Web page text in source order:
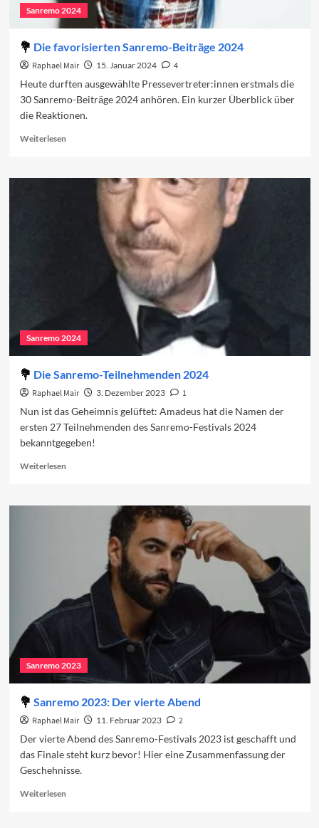
Sanremo 2024
Die favorisierten Sanremo-Beiträge 2024
Raphael Mair 15. Januar 2024
4
Heute durften ausgewählte Pressevertreter:innen erstmals die
30 Sanremo-Beiträge 2024 anhören. Ein kurzer Überblick über
die Reaktionen.
WeiterlesenRead
Die
favorisierten
Sanremo-
Sanremo 2024
Die Sanremo-Teilnehmenden 2024
Raphael Mair 3. Dezember 2023
1
Nun ist das Geheimnis gelüftet: Amadeus hat die Namen der
ersten 27 Teilnehmenden des Sanremo-Festivals 2024
bekanntgegeben!
WeiterlesenRead
Die
Teilnehmenden
Sanremo 2023
Sanremo 2023: Der vierte Abend
Raphael Mair 11. Februar 2023
2
Der vierte Abend des Sanremo-Festivals 2023 ist geschafft und
das Finale steht kurz bevor! Hier eine Zusammenfassung der
Geschehnisse.
WeiterlesenRead